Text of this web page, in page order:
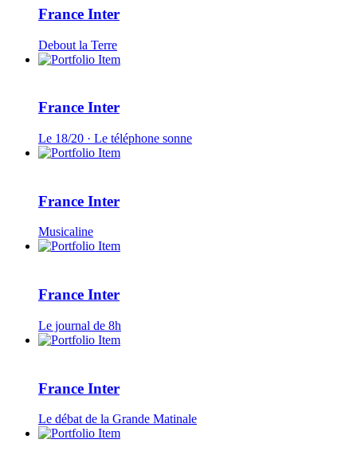
France Inter
Debout la Terre
France Inter
Le 18/20 · Le téléphone sonne
France Inter
Musicaline
France Inter
Le journal de 8h
France Inter
Le débat de la Grande Matinale